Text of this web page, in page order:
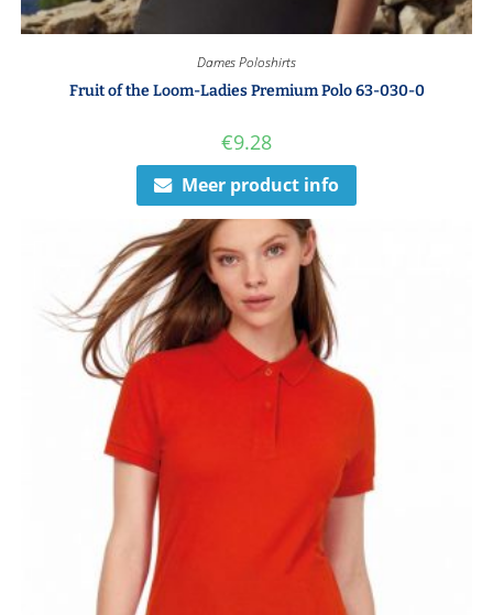
Dames Poloshirts
Fruit of the Loom-Ladies Premium Polo 63-030-0
€9.28
Meer product info